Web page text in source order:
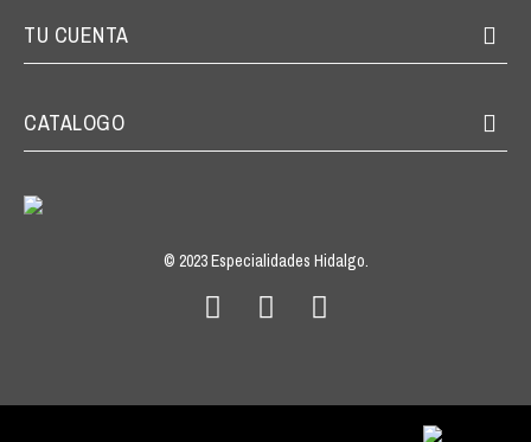
TU CUENTA
CATALOGO
© 2023 Especialidades Hidalgo.